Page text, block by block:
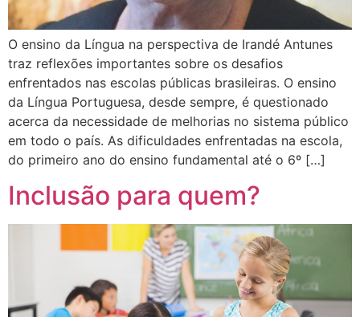
O ensino da Língua na perspectiva de Irandé Antunes
traz reflexões importantes sobre os desafios
enfrentados nas escolas públicas brasileiras. O ensino
da Língua Portuguesa, desde sempre, é questionado
acerca da necessidade de melhorias no sistema público
em todo o país. As dificuldades enfrentadas na escola,
do primeiro ano do ensino fundamental até o 6º […]
Inclusão para quem?